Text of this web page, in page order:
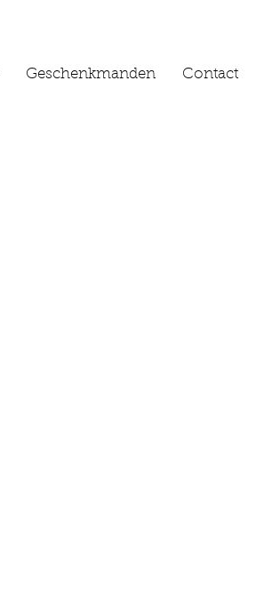
Geschenkmanden Contact